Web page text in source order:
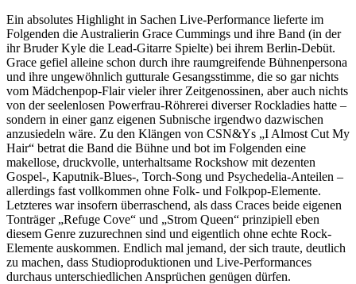
Ein absolutes Highlight in Sachen Live-Performance lieferte im
Folgenden die Australierin Grace Cummings und ihre Band (in der
ihr Bruder Kyle die Lead-Gitarre Spielte) bei ihrem Berlin-Debüt.
Grace gefiel alleine schon durch ihre raumgreifende Bühnenpersona
und ihre ungewöhnlich gutturale Gesangsstimme, die so gar nichts
vom Mädchenpop-Flair vieler ihrer Zeitgenossinen, aber auch nichts
von der seelenlosen Powerfrau-Röhrerei diverser Rockladies hatte –
sondern in einer ganz eigenen Subnische irgendwo dazwischen
anzusiedeln wäre. Zu den Klängen von CSN&Ys „I Almost Cut My
Hair“ betrat die Band die Bühne und bot im Folgenden eine
makellose, druckvolle, unterhaltsame Rockshow mit dezenten
Gospel-, Kaputnik-Blues-, Torch-Song und Psychedelia-Anteilen –
allerdings fast vollkommen ohne Folk- und Folkpop-Elemente.
Letzteres war insofern überraschend, als dass Craces beide eigenen
Tonträger „Refuge Cove“ und „Strom Queen“ prinzipiell eben
diesem Genre zuzurechnen sind und eigentlich ohne echte Rock-
Elemente auskommen. Endlich mal jemand, der sich traute, deutlich
zu machen, dass Studioproduktionen und Live-Performances
durchaus unterschiedlichen Ansprüchen genügen dürfen.